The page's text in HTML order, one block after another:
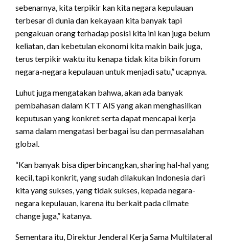
sebenarnya, kita terpikir kan kita negara kepulauan
terbesar di dunia dan kekayaan kita banyak tapi
pengakuan orang terhadap posisi kita ini kan juga belum
keliatan, dan kebetulan ekonomi kita makin baik juga,
terus terpikir waktu itu kenapa tidak kita bikin forum
negara-negara kepulauan untuk menjadi satu,” ucapnya.
Luhut juga mengatakan bahwa, akan ada banyak
pembahasan dalam KTT AIS yang akan menghasilkan
keputusan yang konkret serta dapat mencapai kerja
sama dalam mengatasi berbagai isu dan permasalahan
global.
“Kan banyak bisa diperbincangkan, sharing hal-hal yang
kecil, tapi konkrit, yang sudah dilakukan Indonesia dari
kita yang sukses, yang tidak sukses, kepada negara-
negara kepulauan, karena itu berkait pada climate
change juga,” katanya.
Sementara itu, Direktur Jenderal Kerja Sama Multilateral